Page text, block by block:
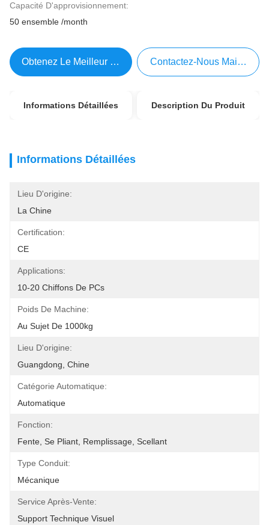
Capacité D'approvisionnement:
50 ensemble /month
Obtenez Le Meilleur Prix Contactez-Nous Maintenant
Informations Détaillées Description Du Produit
Informations Détaillées
Lieu D'origine:
La Chine
Certification:
CE
Applications:
10-20 Chiffons De PCs
Poids De Machine:
Au Sujet De 1000kg
Lieu D'origine:
Guangdong, Chine
Catégorie Automatique:
Automatique
Fonction:
Fente, Se Pliant, Remplissage, Scellant
Type Conduit:
Mécanique
Service Après-Vente:
Support Technique Visuel